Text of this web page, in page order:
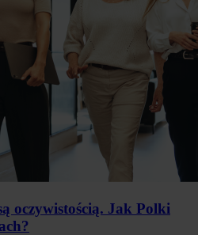
oczywistością. Jak Polki